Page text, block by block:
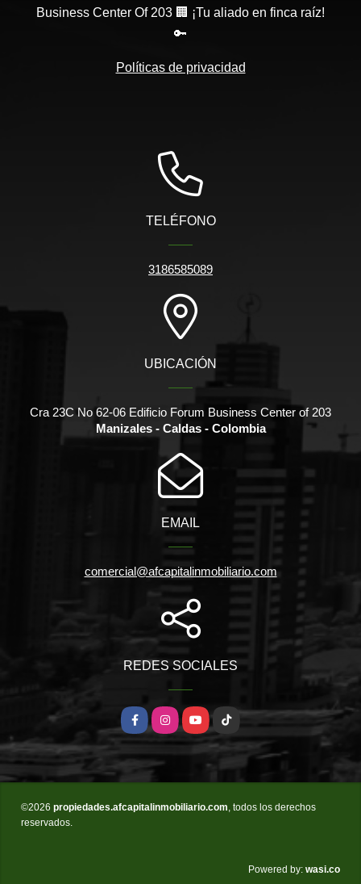
Business Center Of 203 🏢 ¡Tu aliado en finca raíz!
🔑
Políticas de privacidad
TELÉFONO
3186585089
UBICACIÓN
Cra 23C No 62-06 Edificio Forum Business Center of 203
Manizales - Caldas - Colombia
EMAIL
comercial@afcapitalinmobiliario.com
REDES SOCIALES
FacebookInstagramYouTubeTikTok
©2026 propiedades.afcapitalinmobiliario.com, todos los derechos
reservados.
Powered by: wasi.co